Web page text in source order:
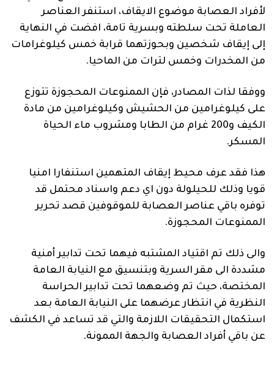
لأفراد العصابة موضوع الايقاف، استنفر العناصر
العاملة تحت سلطته وبسرية تامة، افضت في النهاية
إلى إيقاف شخصين وبحوزتهما قرابة خمس كيلوغرامات
من المخدرات وخمس لترات من الماحيا.
ووفقا لذات المصادر، فإن الممنوعات المحجوزة تتوزع
على كيلوغرامين من الحشيش وكيلوغرامين من مادة
الكيف و200 غرام من الطابا ومشروب ماء الحياة
المسكر.
هذا فقد عرف محيط إيقاف المتهمين استنفارا امنيا
قويا وذلك للحيلولة دون اي دعم واسناد محتمل قد
توفره باقي عناصر العصابة للموقوفين قصد تحرير
الممنوعات المحجوزة.
والى ذلك تم اقتياد المشتبه فيهما تحت تدابير أمنية
مشددة الى مقر السرية وبتنسيق مع النيابة العامة
المختصة، حيث تم وضعهما تحت تدابير الحراسة
النظرية في انتظار عرضهما على النيابة العامة بعد
استكمال التحقيقات اللازمة والتي قد تساعد في الكشف
عن باقي أفراد العصابة والجهة الممونة.